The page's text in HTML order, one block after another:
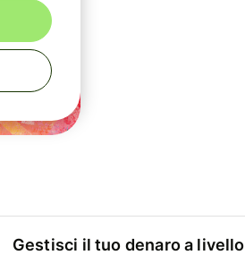
Gestisci il tuo denaro a livello